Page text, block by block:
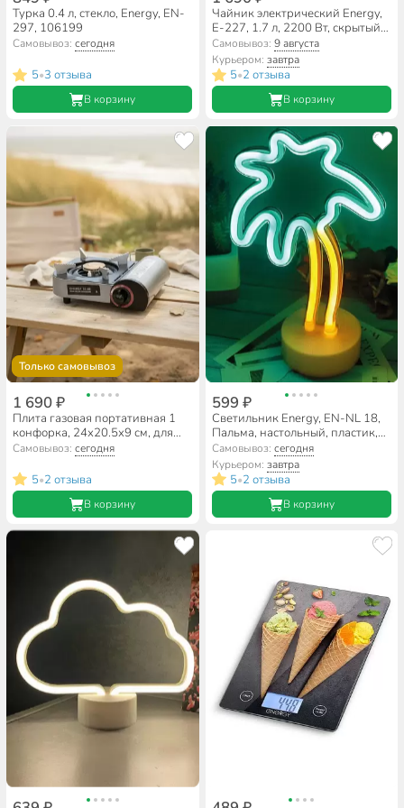
Турка 0.4 л, стекло, Energy, EN-
297, 106199
Самовывоз:сегодня
5•3 отзыва
В корзину
Чайник электрический Energy,
E-227, 1.7 л, 2200 Вт, скрытый
нагревательный элемент,
стекло
Самовывоз: 9 августа
Курьером: завтра
5•2 отзыва
В корзину
Только самовывоз
1 690 ₽
Плита газовая портативная 1
конфорка, 24х20.5х9 см, для
цанговых баллонов, черно-
серая, Energy, GS-600, 105314
Самовывоз:сегодня
5•2 отзыва
В корзину
599 ₽
Светильник Energy, EN-NL 18,
Пальма, настольный, пластик,
0.7 Вт, 4.5 В, неоновый, 104314
Самовывоз: сегодня
Курьером: завтра
5•2 отзыва
В корзину